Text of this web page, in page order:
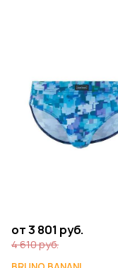
от 3 801 руб.
4 610 руб.